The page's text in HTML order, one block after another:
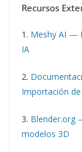
Recursos
1. Meshy AI —
IA
2.
Importación
3. Blender.org
modelos 3D